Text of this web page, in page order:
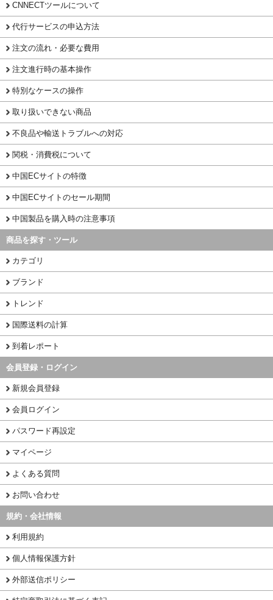
CNNECTツールについて
代行サービスの申込方法
注文の流れ・必要な費用
注文進行時の基本操作
特別なケースの操作
取り扱いできない商品
不良品や輸送トラブルへの対応
関税・消費税について
中国ECサイトの特徴
中国ECサイトのセール期間
中国製品を購入時の注意事項
商品を探す・ツール
カテゴリ
ブランド
トレンド
国際送料の計算
到着レポート
会員登録・ログイン
新規会員登録
会員ログイン
パスワード再設定
マイページ
よくある質問
お問い合わせ
規約・会社情報
利用規約
個人情報保護方針
外部送信ポリシー